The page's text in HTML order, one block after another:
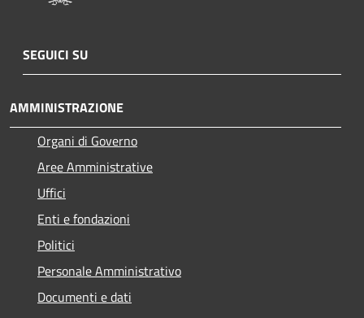
SEGUICI SU
AMMINISTRAZIONE
Organi di Governo
Aree Amministrative
Uffici
Enti e fondazioni
Politici
Personale Amministrativo
Documenti e dati